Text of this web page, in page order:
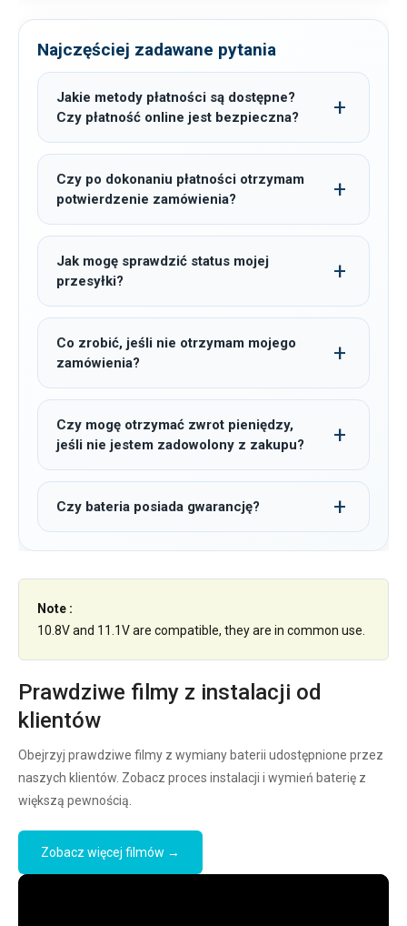
Najczęściej zadawane pytania
Jakie metody płatności są dostępne?
Czy płatność online jest bezpieczna?
Czy po dokonaniu płatności otrzymam
potwierdzenie zamówienia?
Jak mogę sprawdzić status mojej
przesyłki?
Co zrobić, jeśli nie otrzymam mojego
zamówienia?
Czy mogę otrzymać zwrot pieniędzy,
jeśli nie jestem zadowolony z zakupu?
Czy bateria posiada gwarancję?
Note :
10.8V and 11.1V are compatible, they are in common use.
Prawdziwe filmy z instalacji od
klientów
Obejrzyj prawdziwe filmy z wymiany baterii udostępnione przez
naszych klientów. Zobacz proces instalacji i wymień baterię z
większą pewnością.
Zobacz więcej filmów →